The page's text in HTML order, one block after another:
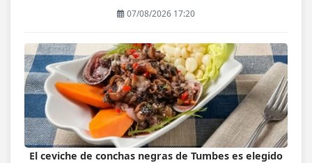
07/08/2026 17:20
El ceviche de conchas negras de Tumbes es elegido